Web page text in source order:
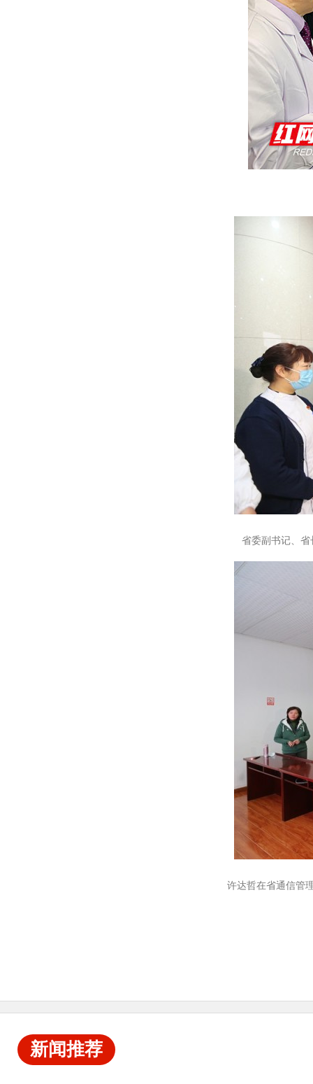
省委副书记、
许达哲在省通信管
新闻推荐